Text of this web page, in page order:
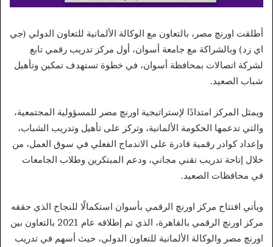
أطلقت اورنچ مصر، بالتعاون مع الوكالة الألمانية للتعاون الدولي (جي
اي زد) وبالشراكة مع جامعة أسوان، أول مركز تدريب رقمي تابع
لشركة اتصالات بمحافظة أسوان، في خطوة تستهدف تمكين وتأهيل
شباب الصعيد.
ويمثل المركز امتدادًا لإستراتيجية اورنچ مصر للمسؤولية المجتمعية،
والتي تدعمها الحكومة الألمانية، وتركز على تأهيل وتدريب الشباب،
وإعداد كوادر رقمية قادرة على الاندماج الفعلي في سوق العمل، من
خلال إتاحة تدريب تقني مجاني، ودعم المبتكرين وطلاب الجامعات
في محافظات الصعيد.
ويأتي افتتاح مركز اورنچ الرقمي بأسوان استكمالًا للنجاح الذي حققه
مركز اورنچ الرقمي بالقاهرة، الذي تم إطلاقه عام 2021 بالتعاون بين
اورنچ مصر والوكالة الألمانية للتعاون الدولي، حيث أسهم في تدريب